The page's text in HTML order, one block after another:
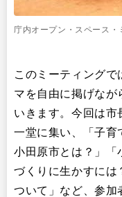
庁内オープン・スペース・
このミーティング
マを自由に掲げなが
いきます。今回は
一堂に集い、「子育
小田原市とは？」「
づくりに生かすには
ついて」など、参加